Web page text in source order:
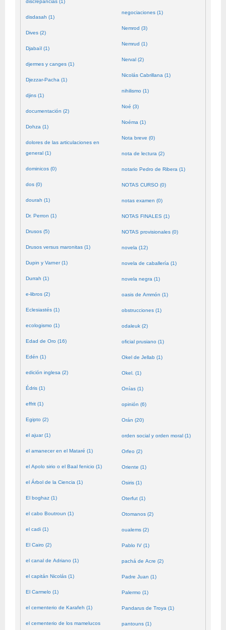
discrepancias (1)
disdasah (1)
Dives (2)
Djabaïl (1)
djermes y canges (1)
Djezzar-Pacha (1)
djins (1)
documentación (2)
Dohza (1)
dolores de las articulaciones en
general (1)
dominicos (0)
dos (0)
dourah (1)
Dr. Perron (1)
Drusos (5)
Drusos versus maronitas (1)
Dupin y Varner (1)
Durrah (1)
e-libros (2)
Eclesiastés (1)
ecologismo (1)
Edad de Oro (16)
Edén (1)
edición inglesa (2)
Édris (1)
effrit (1)
Egipto (2)
el ajuar (1)
el amanecer en el Mataré (1)
el Apolo sirio o el Baal fenicio (1)
el Árbol de la Ciencia (1)
El boghaz (1)
el cabo Boutroun (1)
el cadi (1)
El Cairo (2)
el canal de Adriano (1)
el capitán Nicolás (1)
El Carmelo (1)
el cementerio de Karafeh (1)
el cementerio de los mamelucos
negociaciones (1)
Nemrod (3)
Nemrud (1)
Nerval (2)
Nicolás Cabrillana (1)
nihilismo (1)
Noé (3)
Noéma (1)
Nota breve (0)
nota de lectura (2)
notario Pedro de Ribera (1)
NOTAS CURSO (0)
notas examen (0)
NOTAS FINALES (1)
NOTAS provisionales (0)
novela (12)
novela de caballería (1)
novela negra (1)
oasis de Ammón (1)
obstrucciones (1)
odaleuk (2)
oficial prusiano (1)
Okel de Jellab (1)
Okel. (1)
Onías (1)
opinión (6)
Orán (20)
orden social y orden moral (1)
Orfeo (2)
Oriente (1)
Osiris (1)
Oterfut (1)
Otomanos (2)
oualems (2)
Pablo IV (1)
pachá de Acre (2)
Padre Juan (1)
Palermo (1)
Pandarus de Troya (1)
pantouns (1)